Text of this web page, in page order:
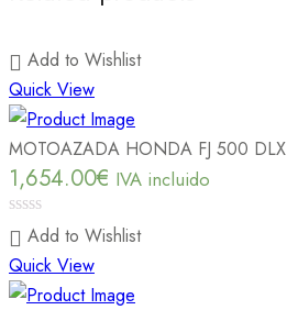
Add to Wishlist
Quick View
MOTOAZADA HONDA FJ 500 DLX
1,654.00€ IVA incluido
0
out
of
5
Add to Wishlist
Quick View